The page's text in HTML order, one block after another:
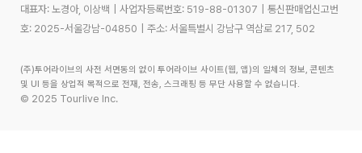
대표자: 노경아, 이상백 사업자등록번호: 519-88-01307
통신판매업신고번
호: 2025-서울강남-04850 주소: 서울특별시 강남구 역삼로 217, 502
(주)투어라이브의 사전 서면동의 없이 투어라이브 사이트(웹, 앱)의 일체의 정보, 콘텐츠
및 UI 등을 상업적 목적으로 전재, 전송, 스크래핑 등 무단 사용할 수 없습니다.
© 2025 Tourlive Inc.